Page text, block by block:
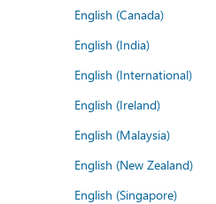
English (Canada)
English (India)
English (International)
English (Ireland)
English (Malaysia)
English (New Zealand)
English (Singapore)